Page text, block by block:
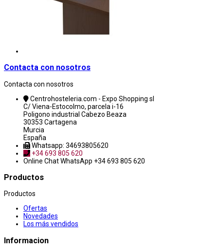
Contacta con nosotros
Contacta con nosotros
Centrohosteleria.com - Expo Shopping sl
C/ Viena-Estocolmo, parcela i-16
Poligono industrial Cabezo Beaza
30353 Cartagena
Murcia
España
Whatsapp: 34693805620
+34 693 805 620
Online ChatWhatsApp +34 693 805 620
Productos
Productos
Ofertas
Novedades
Los más vendidos
Informacion